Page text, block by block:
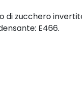
zucchero
E466.